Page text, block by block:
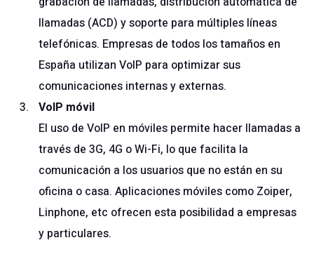
llamadas (ACD) y soporte para múltiples líneas
telefónicas. Empresas de todos los tamaños en
España utilizan VoIP para optimizar sus
comunicaciones internas y externas.
VoIP móvil
El uso de VoIP en móviles permite hacer llamadas a
través de 3G, 4G o Wi-Fi, lo que facilita la
comunicación a los usuarios que no están en su
oficina o casa. Aplicaciones móviles como Zoiper,
Linphone, etc ofrecen esta posibilidad a empresas
y particulares.